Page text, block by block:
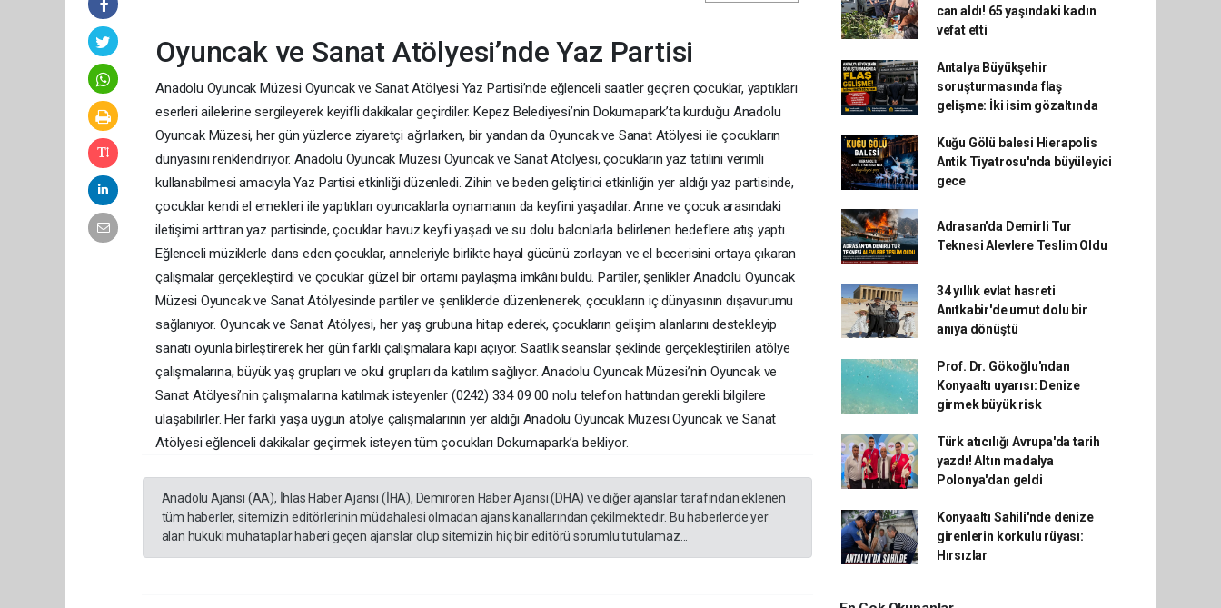
Oyuncak ve Sanat Atölyesi’nde Yaz Partisi
Anadolu Oyuncak Müzesi Oyuncak ve Sanat Atölyesi Yaz Partisi’nde eğlenceli saatler geçiren çocuklar, yaptıkları
eserleri ailelerine sergileyerek keyifli dakikalar geçirdiler. Kepez Belediyesi’nin Dokumapark’ta kurduğu Anadolu
Oyuncak Müzesi, her gün yüzlerce ziyaretçi ağırlarken, bir yandan da Oyuncak ve Sanat Atölyesi ile çocukların
dünyasını renklendiriyor. Anadolu Oyuncak Müzesi Oyuncak ve Sanat Atölyesi, çocukların yaz tatilini verimli
kullanabilmesi amacıyla Yaz Partisi etkinliği düzenledi. Zihin ve beden geliştirici etkinliğin yer aldığı yaz partisinde,
çocuklar kendi el emekleri ile yaptıkları oyuncaklarla oynamanın da keyfini yaşadılar. Anne ve çocuk arasındaki
iletişimi arttıran yaz partisinde, çocuklar havuz keyfi yaşadı ve su dolu balonlarla belirlenen hedeflere atış yaptı.
Eğlenceli müziklerle dans eden çocuklar, anneleriyle birlikte hayal gücünü zorlayan ve el becerisini ortaya çıkaran
çalışmalar gerçekleştirdi ve çocuklar güzel bir ortamı paylaşma imkânı buldu. Partiler, şenlikler Anadolu Oyuncak
Müzesi Oyuncak ve Sanat Atölyesinde partiler ve şenliklerde düzenlenerek, çocukların iç dünyasının dışavurumu
sağlanıyor. Oyuncak ve Sanat Atölyesi, her yaş grubuna hitap ederek, çocukların gelişim alanlarını destekleyip
sanatı oyunla birleştirerek her gün farklı çalışmalara kapı açıyor. Saatlik seanslar şeklinde gerçekleştirilen atölye
çalışmalarına, büyük yaş grupları ve okul grupları da katılım sağlıyor. Anadolu Oyuncak Müzesi’nin Oyuncak ve
Sanat Atölyesi’nin çalışmalarına katılmak isteyenler (0242) 334 09 00 nolu telefon hattından gerekli bilgilere
ulaşabilirler. Her farklı yaşa uygun atölye çalışmalarının yer aldığı Anadolu Oyuncak Müzesi Oyuncak ve Sanat
Atölyesi eğlenceli dakikalar geçirmek isteyen tüm çocukları Dokumapark’a bekliyor.
Anadolu Ajansı (AA), İhlas Haber Ajansı (İHA), Demirören Haber Ajansı (DHA) ve diğer ajanslar tarafından eklenen
tüm haberler, sitemizin editörlerinin müdahalesi olmadan ajans kanallarından çekilmektedir. Bu haberlerde yer
alan hukuki muhataplar haberi geçen ajanslar olup sitemizin hiç bir editörü sorumlu tutulamaz...
can aldı! 65 yaşındaki kadın
vefat etti
Antalya Büyükşehir
soruşturmasında flaş
gelişme: İki isim gözaltında
Kuğu Gölü balesi Hierapolis
Antik Tiyatrosu'nda büyüleyici
gece
Adrasan'da Demirli Tur
Teknesi Alevlere Teslim Oldu
34 yıllık evlat hasreti
Anıtkabir'de umut dolu bir
anıya dönüştü
Prof. Dr. Gökoğlu'ndan
Konyaaltı uyarısı: Denize
girmek büyük risk
Türk atıcılığı Avrupa'da tarih
yazdı! Altın madalya
Polonya'dan geldi
Konyaaltı Sahili'nde denize
girenlerin korkulu rüyası:
Hırsızlar